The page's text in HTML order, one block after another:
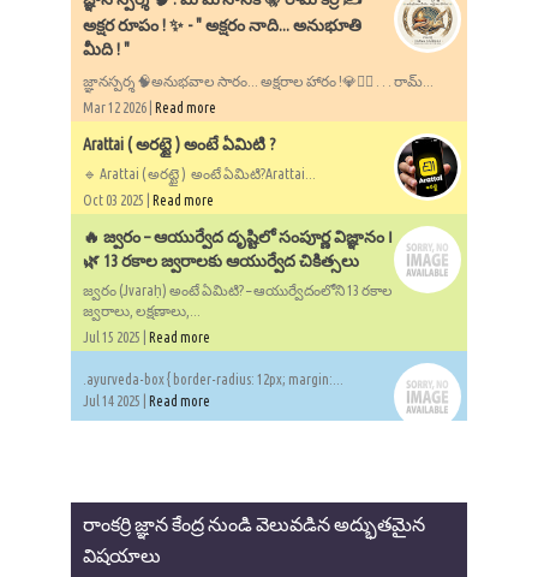
అక్షర రూపం ! ✨ - ​" అక్షరం నాది... అనుభూతి
మీది ! "
జ్ఞానస్పర్శ 🧠అనుభవాల సారం... అక్షరాల హారం !💎✍🏻 . . . రామ్...
Mar 12 2026 | Read more
Arattai ( అరట్టై ) అంటే ఏమిటి ?
🔹 Arattai ( అరట్టై ) అంటే ఏమిటి?Arattai...
Oct 03 2025 | Read more
🔥 జ్వరం – ఆయుర్వేద దృష్టిలో సంపూర్ణ విజ్ఞానం ౹
🌿 13 రకాల జ్వరాలకు ఆయుర్వేద చికిత్సలు
జ్వరం (Jvaraḥ) అంటే ఏమిటి? – ఆయుర్వేదంలోని 13 రకాల
జ్వరాలు, లక్షణాలు,...
Jul 15 2025 | Read more
.ayurveda-box { border-radius: 12px; margin:...
Jul 14 2025 | Read more
రాంకర్రి జ్ఞాన కేంద్ర నుండి వెలువడిన అద్భుతమైన
విషయాలు